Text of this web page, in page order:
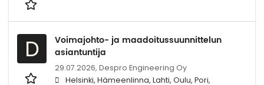
D
Voimajohto- ja maadoitussuunnittelun
asiantuntija
29.07.2026, Despro Engineering Oy
Helsinki, Hämeenlinna, Lahti, Oulu, Pori,